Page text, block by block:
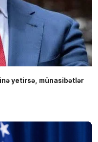
yetirsə, münasibətlər